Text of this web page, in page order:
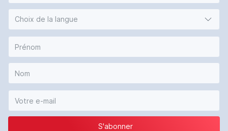
Choix de la langue
S'abonner